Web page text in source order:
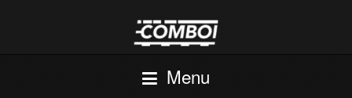
Menu